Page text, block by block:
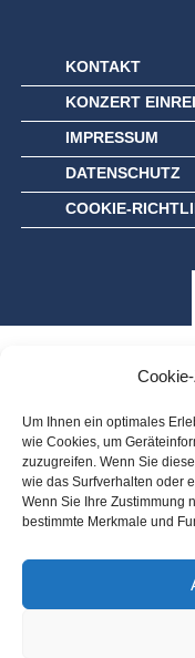
Um Ihnen ein optimales
wie Cookies, um
zuzugreifen. Wenn Sie
wie das Surfverhalten oder
Wenn Sie Ihre Zustimmung
bestimmte Merkmale und
KONTAKT
KONZERT
IMPRESSUM
DATENSCHUTZ
COOKIE-